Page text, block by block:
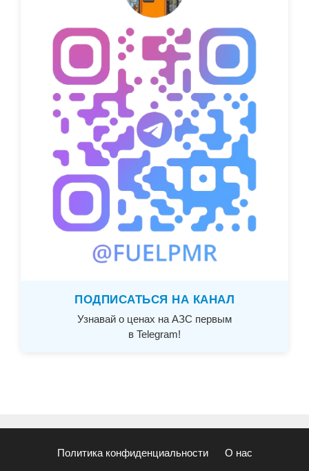
ПОДПИСАТЬСЯ НА КАНАЛ
Узнавай о ценах на АЗС первым
в Telegram!
Политика конфиденциальности О нас